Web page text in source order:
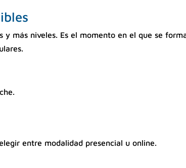
y más niveles. Es el momento en el que se
entre modalidad presencial u online.